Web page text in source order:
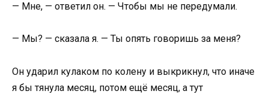
— Мне, — ответил он. — Чтобы мы не передумали.
— Мы? — сказала я. — Ты опять говоришь за меня?
Он ударил кулаком по колену и выкрикнул, что иначе
я бы тянула месяц, потом ещё месяц, а тут